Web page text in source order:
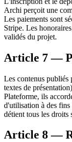
Archi perçoit une
Les paiements sont
Stripe. Les
validés du projet.
Article 7 —
Les contenus publiés
textes de
Plateforme, ils
d'utilisation à des
détient tous les droits
Article 8 —